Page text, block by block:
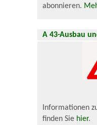
abonnieren.
A 43-Ausbau
Informationen
finden Sie hier.